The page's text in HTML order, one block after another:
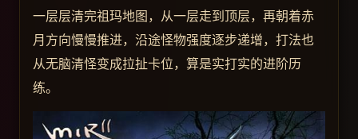
一层层清完祖玛地图，从一层走到顶层，再朝着赤
月方向慢慢推进，沿途怪物强度逐步递增，打法也
从无脑清怪变成拉扯卡位，算是实打实的进阶历
练。